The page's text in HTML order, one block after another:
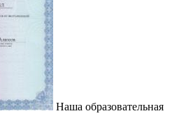
Наша образовательная